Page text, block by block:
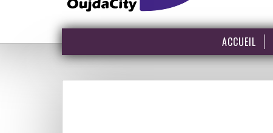
ACCUEIL